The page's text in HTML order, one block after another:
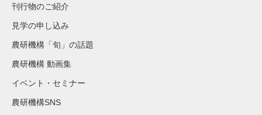
刊行物のご紹介
見学の申し込み
農研機構「旬」の話題
農研機構 動画集
イベント・セミナー
農研機構SNS